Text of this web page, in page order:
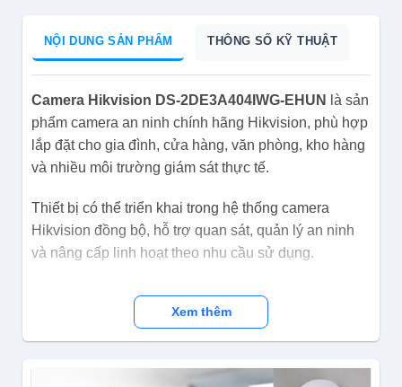
NỘI DUNG SẢN PHẨM THÔNG SỐ KỸ THUẬT
Camera Hikvision DS-2DE3A404IWG-EHUN
là sản
phẩm camera an ninh chính hãng Hikvision, phù hợp
lắp đặt cho gia đình, cửa hàng, văn phòng, kho hàng
và nhiều môi trường giám sát thực tế.
Thiết bị có thể triển khai trong hệ thống camera
Hikvision đồng bộ, hỗ trợ quan sát, quản lý an ninh
và nâng cấp linh hoạt theo nhu cầu sử dụng.
Xem thêm